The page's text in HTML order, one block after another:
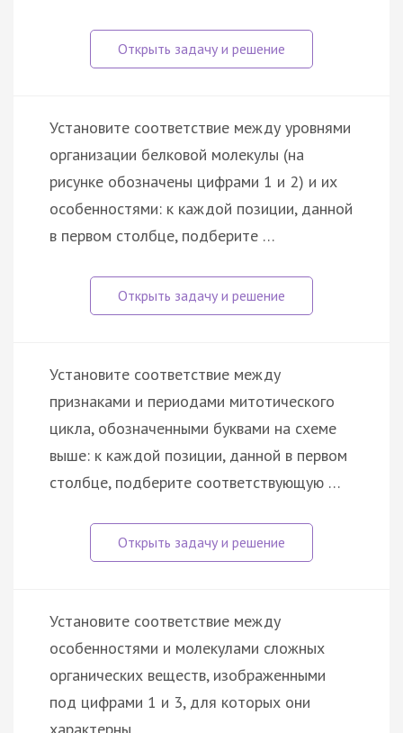
Установите соответствие между уровнями
организации белковой молекулы (на
рисунке обозначены цифрами 1 и 2) и их
особенностями: к каждой позиции, данной
в первом столбце, подберите …
Установите соответствие между
признаками и периодами митотического
цикла, обозначенными буквами на схеме
выше: к каждой позиции, данной в первом
столбце, подберите соответствующую …
Установите соответствие между
особенностями и молекулами сложных
органических веществ, изображенными
под цифрами 1 и 3, для которых они
характерны.